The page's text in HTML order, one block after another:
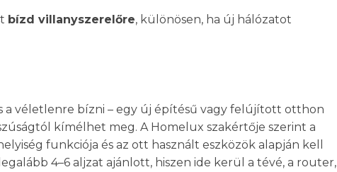
bízd villanyszerelőre, különösen, ha új hálózatot
a véletlenre bízni – egy új építésű vagy felújított otthon
kímélhet meg. A Homelux szakértője szerint a
funkciója és az ott használt eszközök alapján kell
4–6 aljzat ajánlott, hiszen ide kerül a tévé, a router,